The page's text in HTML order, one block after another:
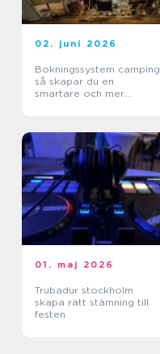
02. juni 2026
Bokningssystem camping
så skapar du en
smartare och mer
01. maj 2026
Trubadur stockholm
skapa rätt stämning till
festen